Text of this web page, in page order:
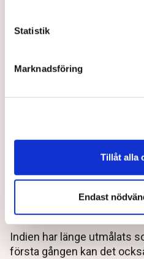
Statistik
Marknadsföring
Tillåt alla
Endast
”Alla blickar
Indien”
Indien har länge utmålats
första gången kan det